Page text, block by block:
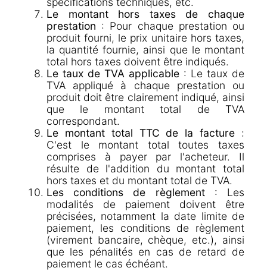
Le montant hors taxes de chaque
prestation : Pour chaque prestation ou
produit fourni, le prix unitaire hors taxes,
la quantité fournie, ainsi que le montant
total hors taxes doivent être indiqués.
Le taux de TVA applicable: Le taux de
TVA appliqué à chaque prestation ou
produit doit être clairement indiqué, ainsi
que le montant total de TVA
correspondant.
Le montant total TTC de la facture :
C'est le montant total toutes taxes
comprises à payer par l'acheteur. Il
résulte de l'addition du montant total
hors taxes et du montant total de TVA.
Les conditions de règlement: Les
modalités de paiement doivent être
précisées, notamment la date limite de
paiement, les conditions de règlement
(virement bancaire, chèque, etc.), ainsi
que les pénalités en cas de retard de
paiement le cas échéant.